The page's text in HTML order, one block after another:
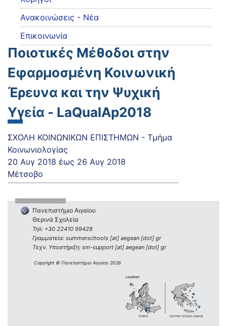
Ανακοινώσεις - Νέα
Επικοινωνία
Ποιοτικές Μέθοδοι στην
Εφαρμοσμένη Κοινωνική
Έρευνα και την Ψυχική
Υγεία - LaQualAp2018
ΣΧΟΛΗ ΚΟΙΝΩΝΙΚΩΝ ΕΠΙΣΤΗΜΩΝ - Τμήμα
Κοινωνιολογίας
20 Αυγ 2018 έως 26 Αυγ 2018
Μέτσοβο
Πανεπιστήμιο Αιγαίου
Θερινά Σχολεία
Τηλ: +30 22410 99428
Γραμματεία: summerschools [at] aegean [dot] gr
Τεχν. Υποστήριξη: sm-support [at] aegean [dot] gr
Copyright © Πανεπιστήμιο Αιγαίου 2026